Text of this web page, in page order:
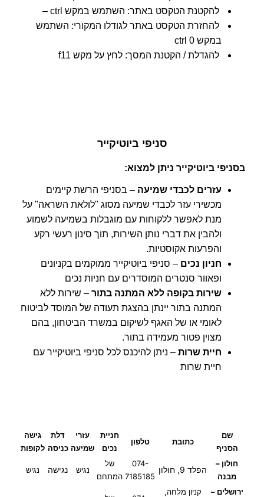
להקטנת הטקסט באתר: השתמש במקש ctrl –
להחזרת הטקסט באתר לגודלו המקורי: השתמש
במקש ctrl 0
להגדלת / הקטנת המסך: לחץ על מקש f11
סניפי ביוטיקייר
בסניפי ביוטיקייר ניתן למצוא:
עזרים לכבדי שמיעה – בסניפי הרשת קיימים
מכשירי עזר לכבדי שמיעה מסוג "לולאת השראה" על
מנת לאפשר ללקוחות עם מוגבלות בשמיעה לשמוע
ולהבין את דברי נותן השירות, תוך סינון רעשי רקע
והפרעות אקוסטיות.
חניון נכים – סניפי ביוטיקייר ממוקמים בקניונים
ופאוור סנטרים המוסדרים עם חניות נכים
שירות בקופה ללא המתנה בתור – שירות ללא
המתנה בתור יינתן בהצגת תעודה של המוסד לביטוח
לאומי או של האגף לשיקום במשרד הביטחון, בהם
מצוין פטור מעמידה בתור.
חיית שרות – ניתן להיכנס לכל סניפי ביוטיקייר עם
חיית שרות
שם
הסניף
כתובת טלפון
חניית
נכים
עזרי
שמיעה
דלת
כניסה
גישה
לקופות
חולון –
מבנה
הפלד 9, חולון
074-
7185185
של
המתחם
נגיש נגישה נגיש
ירושלים – קניון מלחה,